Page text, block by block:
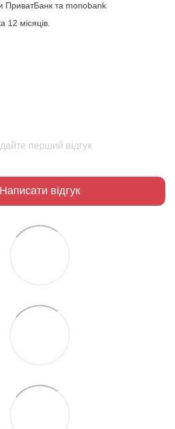
ПриватБанк та monobank
12 місяців.
перший відгук
Написати відгук